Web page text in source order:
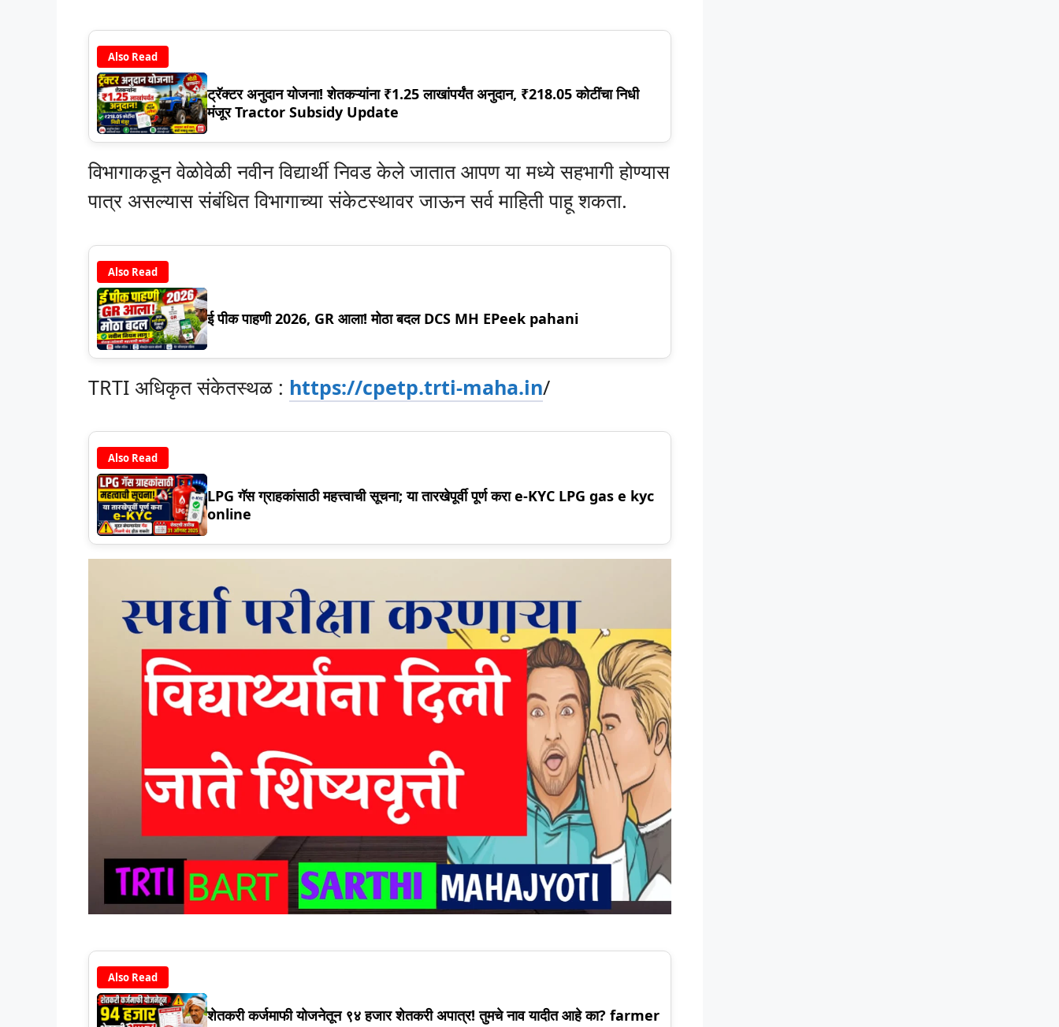
Also Read
ट्रॅक्टर अनुदान योजना! शेतकऱ्यांना ₹1.25 लाखांपर्यंत अनुदान, ₹218.05 कोटींचा निधी
मंजूर Tractor Subsidy Update
विभागाकडून वेळोवेळी नवीन विद्यार्थी निवड केले जातात आपण या मध्ये सहभागी होण्यास
पात्र असल्यास संबंधित विभागाच्या संकेटस्थावर जाऊन सर्व माहिती पाहू शकता.
Also Read
ई पीक पाहणी 2026, GR आला! मोठा बदल DCS MH EPeek pahani
TRTI अधिकृत संकेतस्थळ : https://cpetp.trti-maha.in/
Also Read
LPG गॅस ग्राहकांसाठी महत्त्वाची सूचना; या तारखेपूर्वी पूर्ण करा e-KYC LPG gas e kyc
online
Also Read
शेतकरी कर्जमाफी योजनेतून ९४ हजार शेतकरी अपात्र! तुमचे नाव यादीत आहे का? farmer